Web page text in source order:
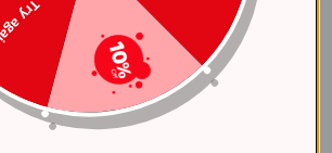
مشاركة العنصر ...